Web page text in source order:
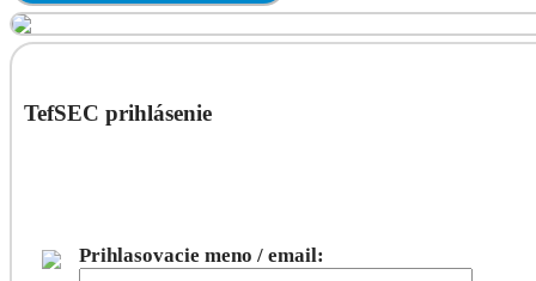
TefSEC prihlásenie
Prihlasovacie meno / email: